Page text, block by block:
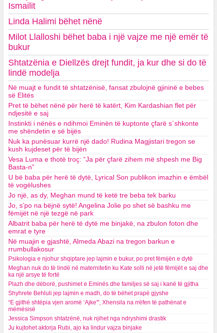
Ismailit
Linda Halimi bëhet nënë
Milot Llalloshi bëhet baba i një vajze me një emër të
bukur
Shtatzënia e Diellzës drejt fundit, ja kur dhe si do të
lindë modelja
Në muajt e fundit të shtatzënisë, fansat zbulojnë gjininë e bebes
së Elitës
Pret të bëhet nënë për herë të katërt, Kim Kardashian flet për
ndjesitë e saj
Instinkti i nënës e ndihmoi Eminën të kuptonte çfarë s`shkonte
me shëndetin e së bijës
Nuk ka punësuar kurrë një dado! Rudina Magjistari tregon se
kush kujdeset për të bijën
Vesa Luma e thotë troç: “Ja për çfarë zihem më shpesh me Big
Basta-n”
U bë baba për herë të dytë, Lyrical Son publikon imazhin e ëmbël
të vogëlushes
Jo një, as dy, Meghan mund të ketë tre beba tek barku
Jo, s’po na bëjnë sytë! Angelina Jolie po shet së bashku me
fëmijët në një tezgë në park
Albatrit baba për herë të dytë me binjakë, na zbulon foton dhe
emrat e tyre
Në muajin e gjashtë, Almeda Abazi na tregon barkun e
rrumbullakosur
Psikologia e njohur shqiptare jep lajmin e bukur, po pret fëmijën e dytë
Meghan nuk do të lindë në maternitetin ku Kate solli në jetë fëmijët e saj dhe
ka një arsye të fortë
Plazh dhe dëborë, pushimet e Eminës dhe familjes së saj i kanë të gjitha
Shyhrete Behluli jep lajmin e madh, do të bëhet prapë gjyshe
“E gjithë shtëpia vjen aromë ‘Ajke'", Xhensila na rrëfen të pathënat e
mëmësisë
Jessica Simpson shtatzënë, nuk njihet nga ndryshimi drastik
Ju kujtohet aktorja Rubi, ajo ka lindur vajza binjake